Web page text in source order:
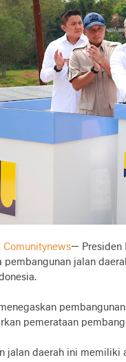
Comunitynews— Presiden
pembangunan jalan
pemerataan
jalan daerah ini memiliki